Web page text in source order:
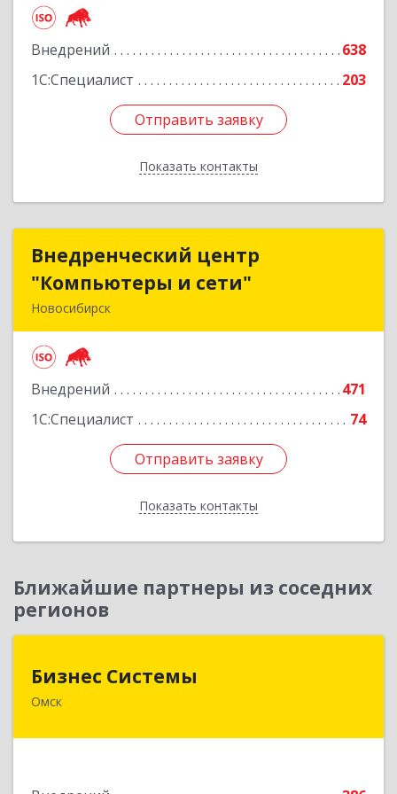
Внедрений
638
1С:Специалист
203
Отправить заявку
Показать контакты
Отправить заявку
Назад
Внедренческий центр
"Компьютеры и сети"
Новосибирск
Внедрений
471
1С:Специалист
74
Отправить заявку
Показать контакты
Внедренческий центр
"Компьютеры и сети"
Подробнее
Отправить заявку
Назад
Ближайшие партнеры из соседних
регионов
Бизнес Системы
Омск644024, Омская обл, Омск г, Т.К.Щербанева ул,